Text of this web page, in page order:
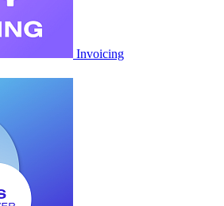
Invoicing